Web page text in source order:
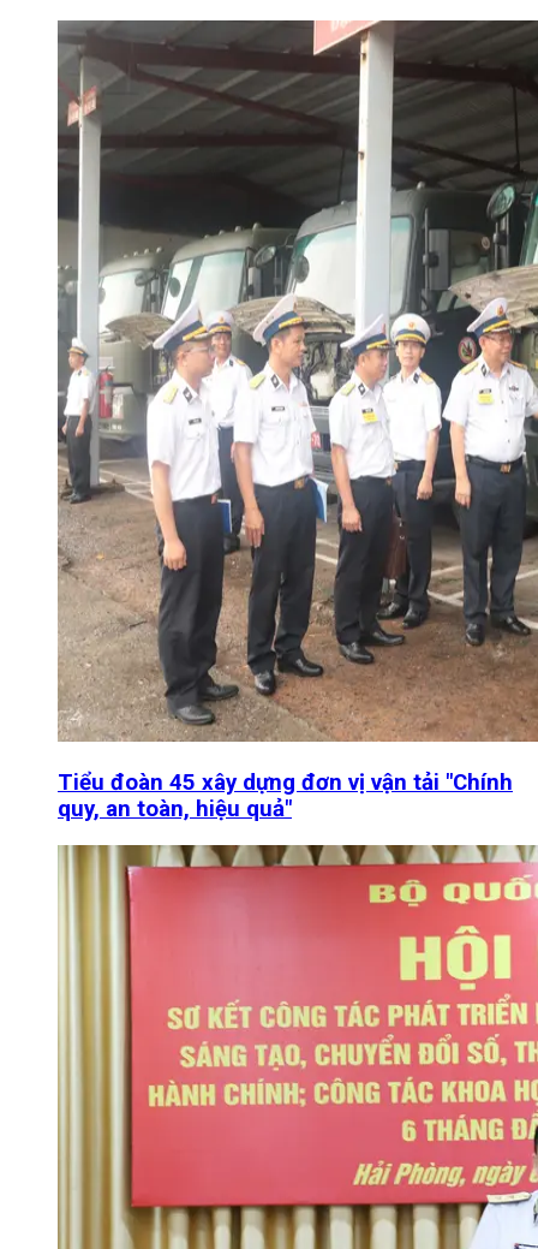
Tiểu đoàn 45 xây dựng đơn vị vận tải "Chính
quy, an toàn, hiệu quả"